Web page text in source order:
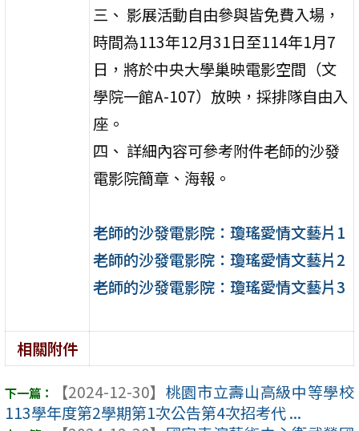
三、 影展活動自由參與皆免費入場，
時間為113年12月31日至114年1月7
日，將於中央大學巢映電影空間（文
學院一館A-107）放映，採排隊自由入
座。
四、 詳細內容可參考附件老師的沙發
電影院簡章、海報。
老師的沙發電影院：瓊瑤愛情文藝片1
老師的沙發電影院：瓊瑤愛情文藝片2
老師的沙發電影院：瓊瑤愛情文藝片3
相關附件
【2024-12-30】 桃園市立壽山高級中等學校
113學年度第2學期第1次公告第4次招考代 ...